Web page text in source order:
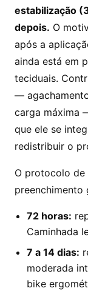
estabilização
depois. O
após a
ainda está em
teciduais.
—
carga máxima
que ele se
redistribuir o
O protocolo
preenchimento
72 horas:
Caminhada
7 a 14 dias:
moderada
bike